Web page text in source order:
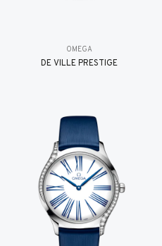
OMEGA
DE VILLE PRESTIGE